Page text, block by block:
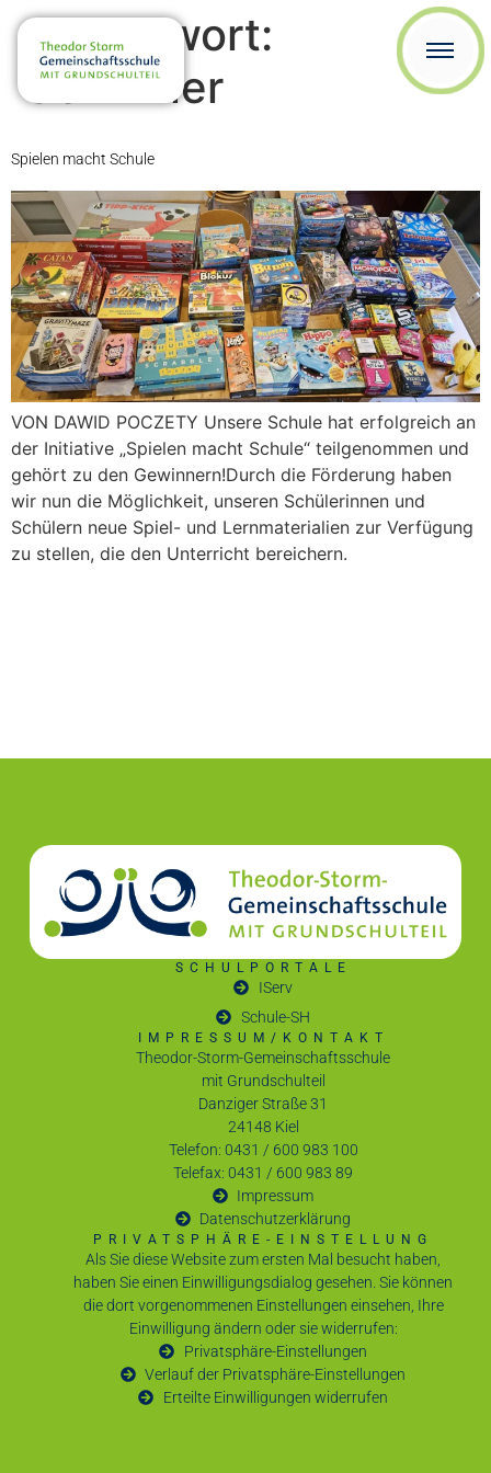
Schlagwort:
Gewinner
Spielen macht Schule
VON DAWID POCZETY Unsere Schule hat erfolgreich an
der Initiative „Spielen macht Schule“ teilgenommen und
gehört zu den Gewinnern!Durch die Förderung haben
wir nun die Möglichkeit, unseren Schülerinnen und
Schülern neue Spiel- und Lernmaterialien zur Verfügung
zu stellen, die den Unterricht bereichern.
SCHULPORTALE
IServ
Schule-SH
IMPRESSUM/KONTAKT
Theodor-Storm-Gemeinschaftsschule
mit Grundschulteil
Danziger Straße 31
24148 Kiel
Telefon: 0431 / 600 983 100
Telefax: 0431 / 600 983 89
Impressum
Datenschutzerklärung
PRIVATSPHÄRE-EINSTELLUNG
Als Sie diese Website zum ersten Mal besucht haben,
haben Sie einen Einwilligungsdialog gesehen. Sie können
die dort vorgenommenen Einstellungen einsehen, Ihre
Einwilligung ändern oder sie widerrufen:
Privatsphäre-Einstellungen
Verlauf der Privatsphäre-Einstellungen
Erteilte Einwilligungen widerrufen